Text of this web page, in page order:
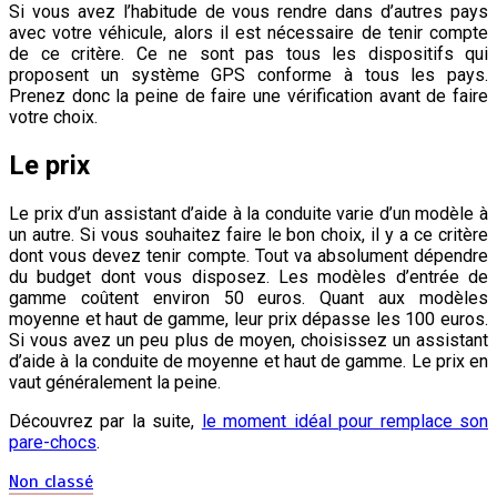
Si vous avez l’habitude de vous rendre dans d’autres pays
avec votre véhicule, alors il est nécessaire de tenir compte
de ce critère. Ce ne sont pas tous les dispositifs qui
proposent un système GPS conforme à tous les pays.
Prenez donc la peine de faire une vérification avant de faire
votre choix.
Le prix
Le prix d’un assistant d’aide à la conduite varie d’un modèle à
un autre. Si vous souhaitez faire le bon choix, il y a ce critère
dont vous devez tenir compte. Tout va absolument dépendre
du budget dont vous disposez. Les modèles d’entrée de
gamme coûtent environ 50 euros. Quant aux modèles
moyenne et haut de gamme, leur prix dépasse les 100 euros.
Si vous avez un peu plus de moyen, choisissez un assistant
d’aide à la conduite de moyenne et haut de gamme. Le prix en
vaut généralement la peine.
Découvrez par la suite, le moment idéal pour remplace son
pare-chocs.
Non classé